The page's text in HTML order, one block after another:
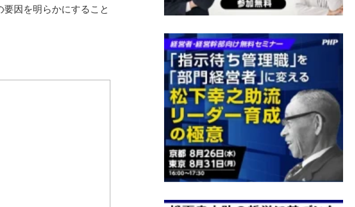
因を明らかにすること